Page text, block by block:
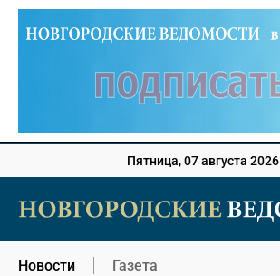
Пятница, 07 августа 2026
Новости Газета